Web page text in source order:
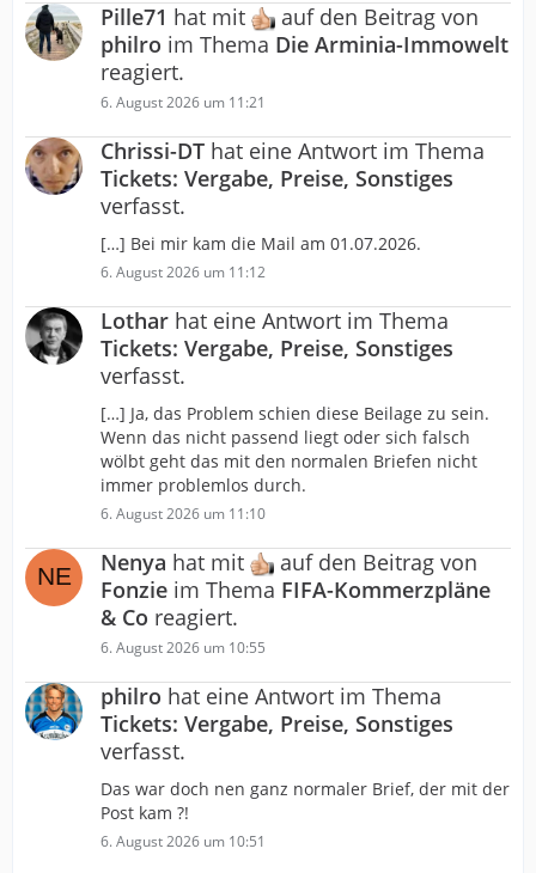
Pille71 hat mit
auf den Beitrag von
philro im Thema Die Arminia-Immowelt
reagiert.
6. August 2026 um 11:21
Chrissi-DT hat eine Antwort im Thema
Tickets: Vergabe, Preise, Sonstiges
verfasst.
[…] Bei mir kam die Mail am 01.07.2026.
6. August 2026 um 11:12
Lothar hat eine Antwort im Thema
Tickets: Vergabe, Preise, Sonstiges
verfasst.
[…] Ja, das Problem schien diese Beilage zu sein.
Wenn das nicht passend liegt oder sich falsch
wölbt geht das mit den normalen Briefen nicht
immer problemlos durch.
6. August 2026 um 11:10
Nenya hat mit
auf den Beitrag von
Fonzie im Thema FIFA-Kommerzpläne
& Co reagiert.
6. August 2026 um 10:55
philro hat eine Antwort im Thema
Tickets: Vergabe, Preise, Sonstiges
verfasst.
Das war doch nen ganz normaler Brief, der mit der
Post kam ?!
6. August 2026 um 10:51